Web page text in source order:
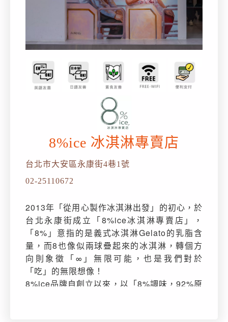
8%ice 冰淇淋專賣店
台北市大安區永康街4巷1號
02-25110672
2013年「從用心製作冰淇淋出發」的初心，於
台北永康街成立「8%ice冰淇淋專賣店」，
「8%」意指的是義式冰淇淋Gelato的乳脂含
量，而8也像似兩球疊起來的冰淇淋，轉個方
向則象徵「∞」無限可能，也是我們對於
「吃」的無限想像！
8%ice品牌自創立以來，以「8%調味，92%原